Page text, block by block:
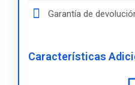
Garantía de
Características